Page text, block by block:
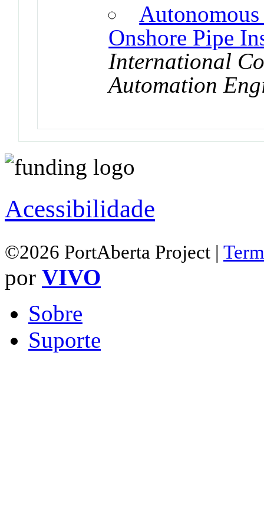
Onshore Pipe
International
Automation
Acessibilidade
©2026 PortAberta Project |
por VIVO
Sobre
Suporte